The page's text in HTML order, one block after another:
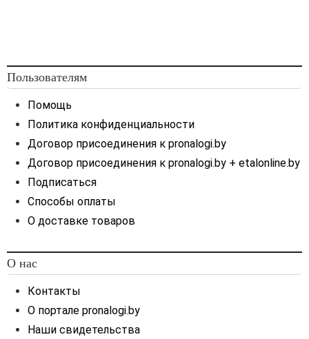
рыночной стоимости
оценки, в целях применения
пункта 1 статьи 90 НК,
заключении с
(далее – Договор) и приеме
Пользователям
Помощь
Политика конфиденциальности
Договор присоединения к pronalogi.by
Договор присоединения к pronalogi.by + etalonline.by
Подписаться
Способы оплаты
О доставке товаров
О нас
Контакты
О портале pronalogi.by
Наши свидетельства